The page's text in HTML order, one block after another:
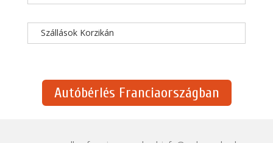
Szállások Korzikán
Autóbérlés Franciaországban